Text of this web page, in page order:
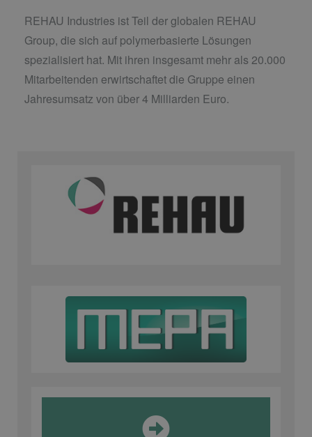
REHAU Industries ist Teil der globalen REHAU
Group, die sich auf polymerbasierte Lösungen
spezialisiert hat. Mit ihren insgesamt mehr als 20.000
Mitarbeitenden erwirtschaftet die Gruppe einen
Jahresumsatz von über 4 Milliarden Euro.